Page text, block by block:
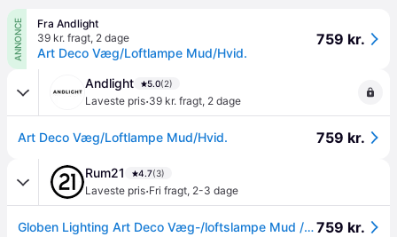
ANNONCE
Fra Andlight
39 kr. fragt, 2 dage
Art Deco Væg/Loftlampe Mud/Hvid.
759 kr.
Andlight 5.0(2)
Laveste pris·39 kr. fragt, 2 dage
Art Deco Væg/Loftlampe Mud/Hvid. 759 kr.
Rum21 4.7(3)
Laveste pris·Fri fragt, 2-3 dage
Globen Lighting Art Deco Væg-/loftslampe Mud / - Plafonder Glas Hvid - 694102.759 kr.